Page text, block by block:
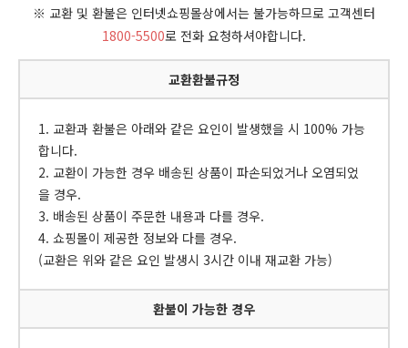
※ 교환 및 환불은 인터넷쇼핑몰상에서는 불가능하므로 고객센터
1800-5500로 전화 요청하셔야합니다.
교환환불규정
1. 교환과 환불은 아래와 같은 요인이 발생했을 시 100% 가능
합니다.
2. 교환이 가능한 경우 배송된 상품이 파손되었거나 오염되었
을 경우.
3. 배송된 상품이 주문한 내용과 다를 경우.
4. 쇼핑몰이 제공한 정보와 다를 경우.
(교환은 위와 같은 요인 발생시 3시간 이내 재교환 가능)
환불이 가능한 경우